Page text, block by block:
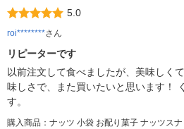
5.0
roi********さん
リピーターです
以前注文して食べましたが、美味しく
味しさで、また買いたいと思います！
す。
購入商品：ナッツ 小袋 お配り菓子 ナッツス